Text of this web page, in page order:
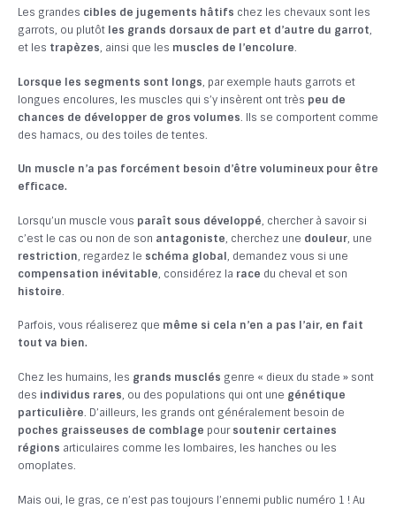
Les grandes cibles de jugements hâtifs chez les chevaux sont les
garrots, ou plutôt les grands dorsaux de part et d’autre du garrot,
et les trapèzes, ainsi que les muscles de l’encolure.
Lorsque les segments sont longs, par exemple hauts garrots et
longues encolures, les muscles qui s’y insèrent ont très peu de
chances de développer de gros volumes. Ils se comportent comme
des hamacs, ou des toiles de tentes.
Un muscle n’a pas forcément besoin d’être volumineux pour être
efficace.
Lorsqu’un muscle vous paraît sous développé, chercher à savoir si
c’est le cas ou non de son antagoniste, cherchez une douleur, une
restriction, regardez le schéma global, demandez vous si une
compensation inévitable, considérez la race du cheval et son
histoire.
Parfois, vous réaliserez que même si cela n’en a pas l’air, en fait
tout va bien.
Chez les humains, les grands musclés genre « dieux du stade » sont
des individus rares, ou des populations qui ont une génétique
particulière. D’ailleurs, les grands ont généralement besoin de
poches graisseuses de comblage poursoutenir certaines
régions articulaires comme les lombaires, les hanches ou les
omoplates.
Mais oui, le gras, ce n’est pas toujours l’ennemi public numéro 1 ! Au